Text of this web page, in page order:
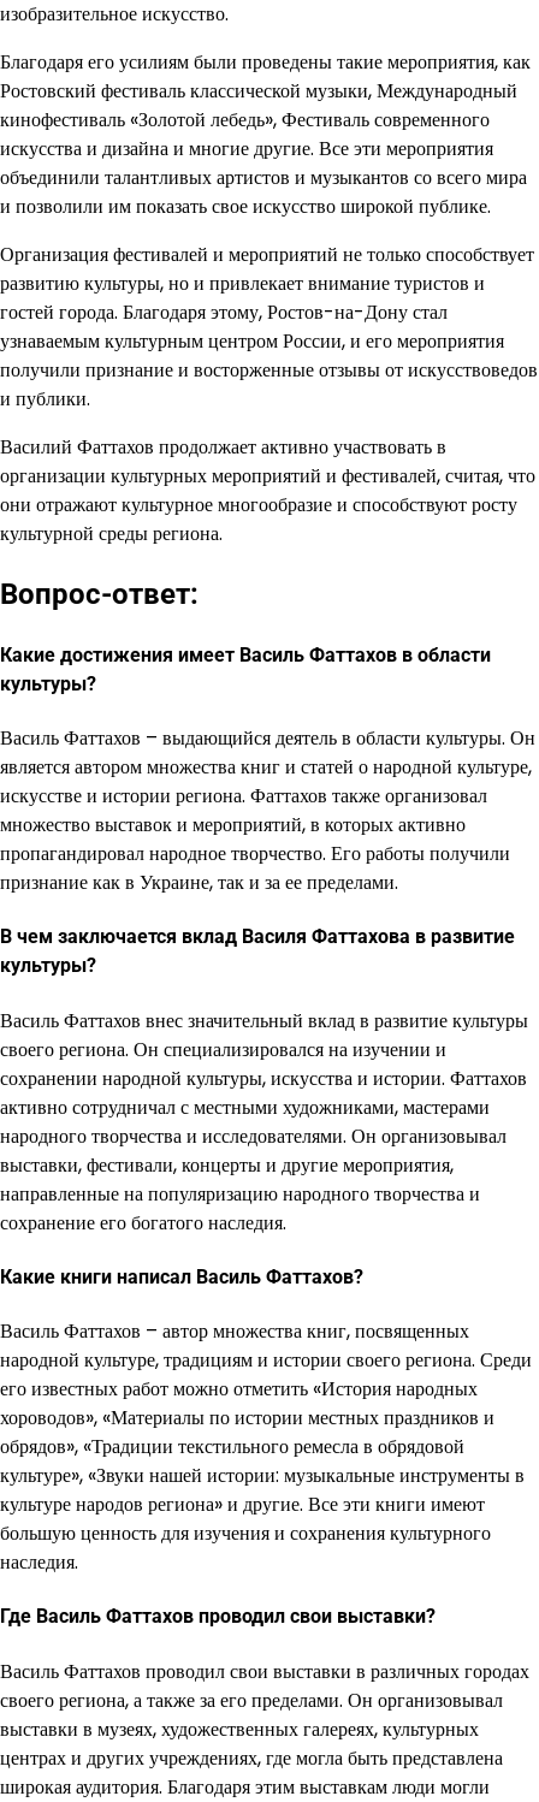
изобразительное искусство.
Благодаря его усилиям были проведены такие мероприятия, как
Ростовский фестиваль классической музыки, Международный
кинофестиваль «Золотой лебедь», Фестиваль современного
искусства и дизайна и многие другие. Все эти мероприятия
объединили талантливых артистов и музыкантов со всего мира
и позволили им показать свое искусство широкой публике.
Организация фестивалей и мероприятий не только способствует
развитию культуры, но и привлекает внимание туристов и
гостей города. Благодаря этому, Ростов-на-Дону стал
узнаваемым культурным центром России, и его мероприятия
получили признание и восторженные отзывы от искусствоведов
и публики.
Василий Фаттахов продолжает активно участвовать в
организации культурных мероприятий и фестивалей, считая, что
они отражают культурное многообразие и способствуют росту
культурной среды региона.
Вопрос-ответ:
Какие достижения имеет Василь Фаттахов в области
культуры?
Василь Фаттахов – выдающийся деятель в области культуры. Он
является автором множества книг и статей о народной культуре,
искусстве и истории региона. Фаттахов также организовал
множество выставок и мероприятий, в которых активно
пропагандировал народное творчество. Его работы получили
признание как в Украине, так и за ее пределами.
В чем заключается вклад Василя Фаттахова в развитие
культуры?
Василь Фаттахов внес значительный вклад в развитие культуры
своего региона. Он специализировался на изучении и
сохранении народной культуры, искусства и истории. Фаттахов
активно сотрудничал с местными художниками, мастерами
народного творчества и исследователями. Он организовывал
выставки, фестивали, концерты и другие мероприятия,
направленные на популяризацию народного творчества и
сохранение его богатого наследия.
Какие книги написал Василь Фаттахов?
Василь Фаттахов – автор множества книг, посвященных
народной культуре, традициям и истории своего региона. Среди
его известных работ можно отметить «История народных
хороводов», «Материалы по истории местных праздников и
обрядов», «Традиции текстильного ремесла в обрядовой
культуре», «Звуки нашей истории: музыкальные инструменты в
культуре народов региона» и другие. Все эти книги имеют
большую ценность для изучения и сохранения культурного
наследия.
Где Василь Фаттахов проводил свои выставки?
Василь Фаттахов проводил свои выставки в различных городах
своего региона, а также за его пределами. Он организовывал
выставки в музеях, художественных галереях, культурных
центрах и других учреждениях, где могла быть представлена
широкая аудитория. Благодаря этим выставкам люди могли